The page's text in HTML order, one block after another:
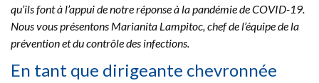
qu’ils font à l’appui de notre réponse à la pandémie de COVID-19.
Nous vous présentons Marianita Lampitoc, chef de l’équipe de la
prévention et du contrôle des infections.
En tant que dirigeante chevronnée